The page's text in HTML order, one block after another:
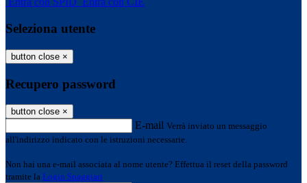
Seleziona utente
button close ×
Recupero password
button close ×
E-mail Verrà inviato un messaggio
all'indirizzo indicato con le istruzioni necessarie.
Non hai una e-mail associata al nome utente? Effettua il reset della password
tramite la Login Spaggiari